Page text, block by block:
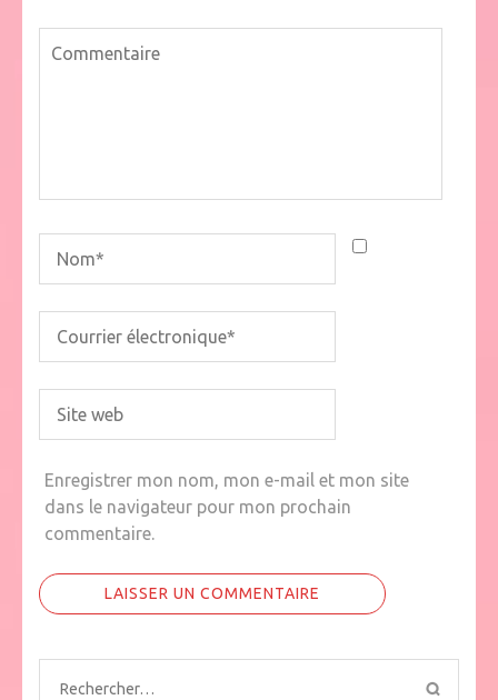
Enregistrer mon nom, mon e-mail et mon site
dans le navigateur pour mon prochain
commentaire.
Rechercher :